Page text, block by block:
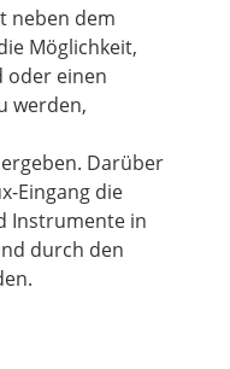
neben dem
Möglichkeit,
oder einen
werden,
Darüber
Eingang die
Instrumente in
durch den